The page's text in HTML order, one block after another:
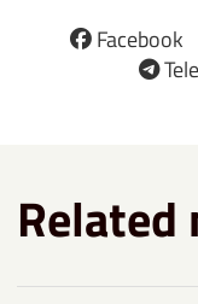
Facebook
Related